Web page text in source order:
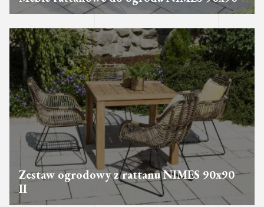
Zestaw ogrodowy z rattanu NIMES 90x90
II